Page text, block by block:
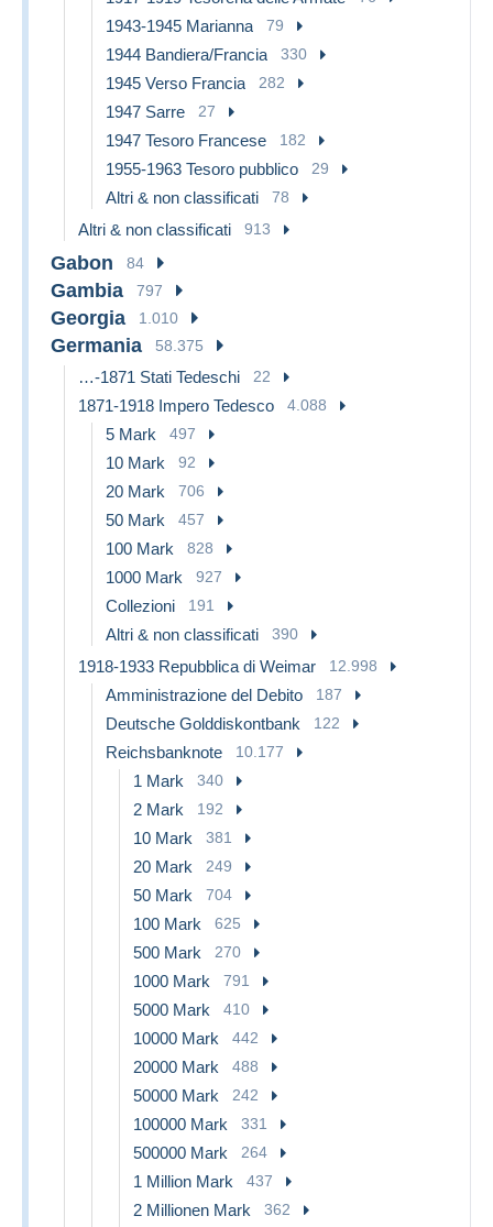
1943-1945 Marianna 79
1944 Bandiera/Francia 330
1945 Verso Francia 282
1947 Sarre 27
1947 Tesoro Francese 182
1955-1963 Tesoro pubblico 29
Altri & non classificati 78
Altri & non classificati 913
Gabon 84
Gambia 797
Georgia 1.010
Germania 58.375
…-1871 Stati Tedeschi 22
1871-1918 Impero Tedesco 4.088
5 Mark 497
10 Mark 92
20 Mark 706
50 Mark 457
100 Mark 828
1000 Mark 927
Collezioni 191
Altri & non classificati 390
1918-1933 Repubblica di Weimar 12.998
Amministrazione del Debito 187
Deutsche Golddiskontbank 122
Reichsbanknote 10.177
1 Mark 340
2 Mark 192
10 Mark 381
20 Mark 249
50 Mark 704
100 Mark 625
500 Mark 270
1000 Mark 791
5000 Mark 410
10000 Mark 442
20000 Mark 488
50000 Mark 242
100000 Mark 331
500000 Mark 264
1 Million Mark 437
2 Millionen Mark 362